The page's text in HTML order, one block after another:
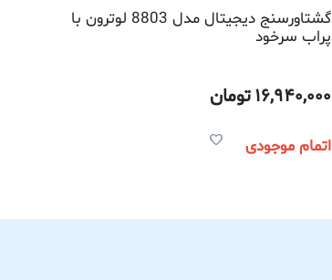
گشتاورسنج دیجیتال مدل 8803 لوترون با
پراب سرخود
16,940,000تومان
اتمام موجودی